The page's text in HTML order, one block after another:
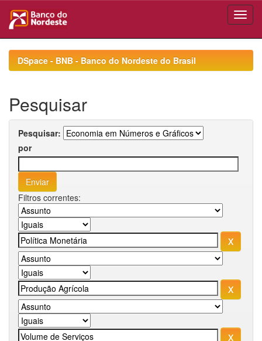
navigationDSpace - BNB - Banco do Nordeste do Brasil
Pesquisar
Pesquisar:
por
Filtros correntes: